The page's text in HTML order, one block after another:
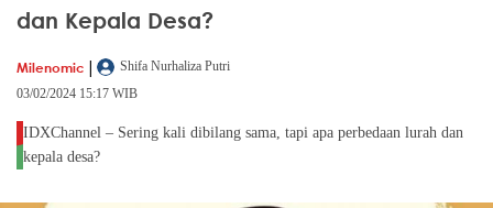
dan Kepala Desa?
Milenomic |
Shifa Nurhaliza Putri
03/02/2024 15:17 WIB
IDXChannel – Sering kali dibilang sama, tapi apa perbedaan lurah dan
kepala desa?